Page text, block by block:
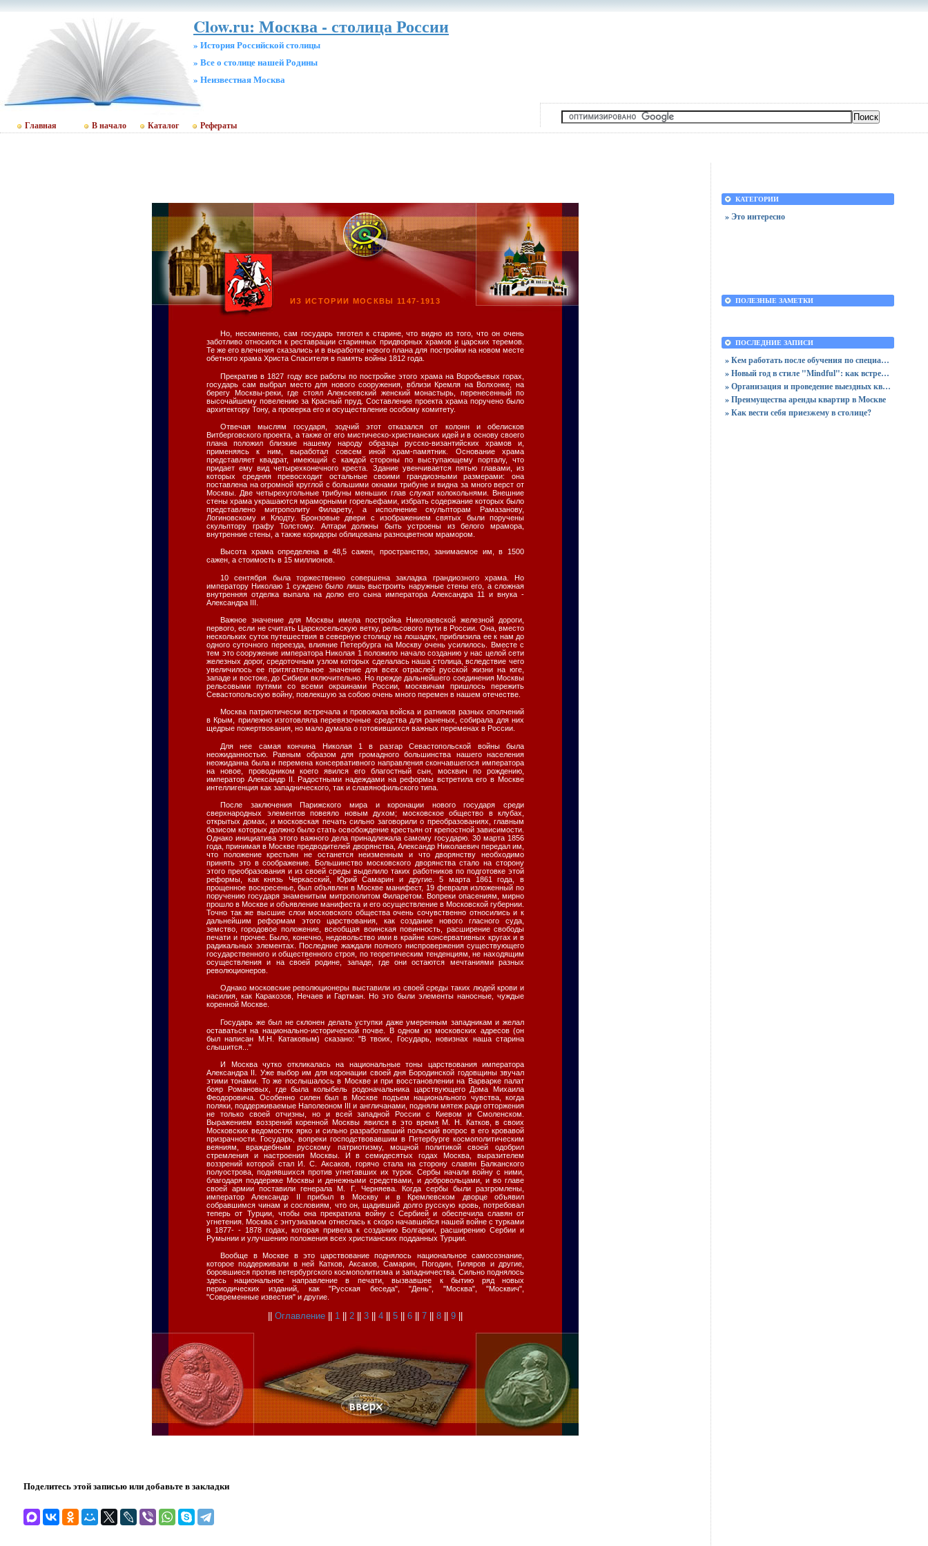
Clow.ru: Москва - столица России
» История Российской столицы
» Все о столице нашей Родины
» Неизвестная Москва
Главная В начало Каталог Рефераты
ИЗ ИСТОРИИ МОСКВЫ 1147-1913
Но, несомненно, сам государь тяготел к старине, что видно из того, что он очень
заботливо относился к реставрации старинных придворных храмов и царских теремов.
Те же его влечения сказались и в выработке нового плана для постройки на новом месте
обетного храма Христа Спасителя в память войны 1812 года.
Прекратив в 1827 году все работы по постройке этого храма на Воробьевых горах,
государь сам выбрал место для нового сооружения, вблизи Кремля на Волхонке, на
берегу Москвы-реки, где стоял Алексеевский женский монастырь, перенесенный по
высочайшему повелению за Красный пруд. Составление проекта храма поручено было
архитектору Тону, а проверка его и осуществление особому комитету.
Отвечая мыслям государя, зодчий этот отказался от колонн и обелисков
Витберговского проекта, а также от его мистическо-христианских идей и в основу своего
плана положил близкие нашему народу образцы русско-византийских храмов и,
применяясь к ним, выработал совсем иной храм-памятник. Основание храма
представляет квадрат, имеющий с каждой стороны по выступающему порталу, что
придает ему вид четырехконечного креста. Здание увенчивается пятью главами, из
которых средняя превосходит остальные своими грандиозными размерами: она
поставлена на огромной круглой с большими окнами трибуне и видна за много верст от
Москвы. Две четырехугольные трибуны меньших глав служат колокольнями. Внешние
стены храма украшаются мраморными горельефами, избрать содержание которых было
представлено митрополиту Филарету, а исполнение скульпторам Рамазанову,
Логиновскому и Клодту. Бронзовые двери с изображением святых были поручены
скульптору графу Толстому. Алтари должны быть устроены из белого мрамора,
внутренние стены, а также коридоры облицованы разноцветном мрамором.
Высота храма определена в 48,5 сажен, пространство, занимаемое им, в 1500
сажен, а стоимость в 15 миллионов.
10 сентября была торжественно совершена закладка грандиозного храма. Но
императору Николаю 1 суждено было лишь выстроить наружные стены его, а сложная
внутренняя отделка выпала на долю его сына императора Александра 11 и внука -
Александра III.
Важное значение для Москвы имела постройка Николаевской железной дороги,
первого, если не считать Царскосельскую ветку, рельсового пути в России. Она, вместо
нескольких суток путешествия в северную столицу на лошадях, приблизила ее к нам до
одного суточного переезда, влияние Петербурга на Москву очень усилилось. Вместе с
тем это сооружение императора Николая 1 положило начало созданию у нас целой сети
железных дорог, средоточным узлом которых сделалась наша столица, вследствие чего
увеличилось ее притягательное значение для всех отраслей русской жизни на юге,
западе и востоке, до Сибири включительно. Но прежде дальнейшего соединения Москвы
рельсовыми путями со всеми окраинами России, москвичам пришлось пережить
Севастопольскую войну, повлекшую за собою очень много перемен в нашем отечестве.
Москва патриотически встречала и провожала войска и ратников разных ополчений
в Крым, прилежно изготовляла перевязочные средства для раненых, собирала для них
щедрые пожертвования, но мало думала о готовившихся важных переменах в России.
Для нее самая кончина Николая 1 в разгар Севастопольской войны была
неожиданностью. Равным образом для громадного большинства нашего населения
неожиданна была и перемена консервативного направления скончавшегося императора
на новое, проводником коего явился его благостный сын, москвич по рождению,
император Александр II. Радостными надеждами на реформы встретила его в Москве
интеллигенция как западнического, так и славянофильского типа.
После заключения Парижского мира и коронации нового государя среди
сверхнародных элементов повеяло новым духом; московское общество в клубах,
открытых домах, и московская печать сильно заговорили о преобразованиях, главным
базисом которых должно было стать освобождение крестьян от крепостной зависимости.
Однако инициатива этого важного дела принадлежала самому государю. 30 марта 1856
года, принимая в Москве предводителей дворянства, Александр Николаевич передал им,
что положение крестьян не останется неизменным и что дворянству необходимо
принять это в соображение. Большинство московского дворянства стало на сторону
этого преобразования и из своей среды выделило таких работников по подготовке этой
реформы, как князь Черкасский, Юрий Самарин и другие. 5 марта 1861 года, в
прощенное воскресенье, был объявлен в Москве манифест, 19 февраля изложенный по
поручению государя знаменитым митрополитом Филаретом. Вопреки опасениям, мирно
прошло в Москве и объявление манифеста и его осуществление в Московской губернии.
Точно так же высшие слои московского общества очень сочувственно относились и к
дальнейшим реформам этого царствования, как создание нового гласного суда,
земство, городовое положение, всеобщая воинская повинность, расширение свободы
печати и прочее. Было, конечно, недовольство ими в крайне консервативных кругах и в
радикальных элементах. Последние жаждали полного ниспровержения существующего
государственного и общественного строя, по теоретическим тенденциям, не находящим
осуществления и на своей родине, западе, где они остаются мечтаниями разных
революционеров.
Однако московские революционеры выставили из своей среды таких людей крови и
насилия, как Каракозов, Нечаев и Гартман. Но это были элементы наносные, чуждые
коренной Москве.
Государь же был не склонен делать уступки даже умеренным западникам и желал
оставаться на национально-исторической почве. В одном из московских адресов (он
был написан М.Н. Катаковым) сказано: "В твоих, Государь, новизнах наша старина
слышится..."
И Москва чутко откликалась на национальные тоны царствования императора
Александра II. Уже выбор им для коронации своей дня Бородинской годовщины звучал
этими тонами. То же послышалось в Москве и при восстановлении на Варварке палат
бояр Романовых, где была колыбель родоначальника царствующего Дома Михаила
Феодоровича. Особенно силен был в Москве подъем национального чувства, когда
поляки, поддерживаемые Наполеоном III и англичанами, подняли мятеж ради отторжения
не только своей отчизны, но и всей западной России с Киевом и Смоленском.
Выражением воззрений коренной Москвы явился в это время М. Н. Катков, в своих
Московских ведомостях ярко и сильно разработавший польский вопрос в его кровавой
призрачности. Государь, вопреки господствовавшим в Петербурге космополитическим
веяниям, враждебным русскому патриотизму, мощной политикой своей одобрил
стремления и настроения Москвы. И в семидесятых годах Москва, выразителем
воззрений которой стал И. С. Аксаков, горячо стала на сторону славян Балканского
полуострова, поднявшихся против угнетавших их турок. Сербы начали войну с ними,
благодаря поддержке Москвы и денежными средствами, и добровольцами, и во главе
своей армии поставили генерала М. Г. Черняева. Когда сербы были разгромлены,
император Александр II прибыл в Москву и в Кремлевском дворце объявил
собравшимся чинам и сословиям, что он, щадивший долго русскую кровь, потребовал
теперь от Турции, чтобы она прекратила войну с Сербией и обеспечила славян от
угнетения. Москва с энтузиазмом отнеслась к скоро начавшейся нашей войне с турками
в 1877- - 1878 годах, которая привела к созданию Болгарии, расширению Сербии и
Румынии и улучшению положения всех христианских подданных Турции.
Вообще в Москве в это царствование поднялось национальное самосознание,
которое поддерживали в ней Катков, Аксаков, Самарин, Погодин, Гиляров и другие,
боровшиеся против петербургского космополитизма и западничества. Сильно поднялось
здесь национальное направление в печати, вызвавшее к бытию ряд новых
периодических изданий, как "Русская беседа", "День", "Москва", "Москвич",
"Современные известия" и другие.
|| Оглавление || 1 || 2 || 3 || 4 || 5 || 6 || 7 || 8 || 9 ||
Поделитесь этой записью или добавьте в закладки
КАТЕГОРИИ
» Это интересно
ПОЛЕЗНЫЕ ЗАМЕТКИ
ПОСЛЕДНИЕ ЗАПИСИ
» Кем работать после обучения по специальности «Логистика»
» Новый год в стиле "Mindful": как встретить праздник, оставшись в сознании
» Организация и проведение выездных квизов
» Преимущества аренды квартир в Москве
» Как вести себя приезжему в столице?